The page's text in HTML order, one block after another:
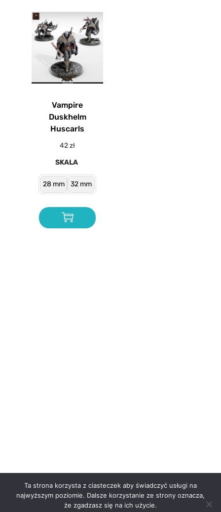
Vampire
Duskhelm
Huscarls
42zł
SKALA
28 mm 32 mm
Ta strona korzysta z ciasteczek aby świadczyć usługi na
najwyższym poziomie. Dalsze korzystanie ze strony oznacza,
że zgadzasz się na ich użycie.